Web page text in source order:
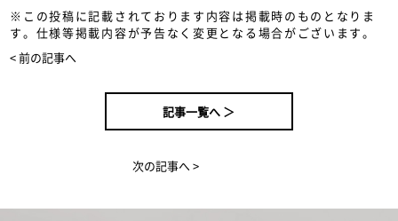
※この投稿に記載されております内容は掲載時のものとなりま
す。仕様等掲載内容が予告なく変更となる場合がございます。
< 前の記事へ
記事一覧へ ＞
次の記事へ >